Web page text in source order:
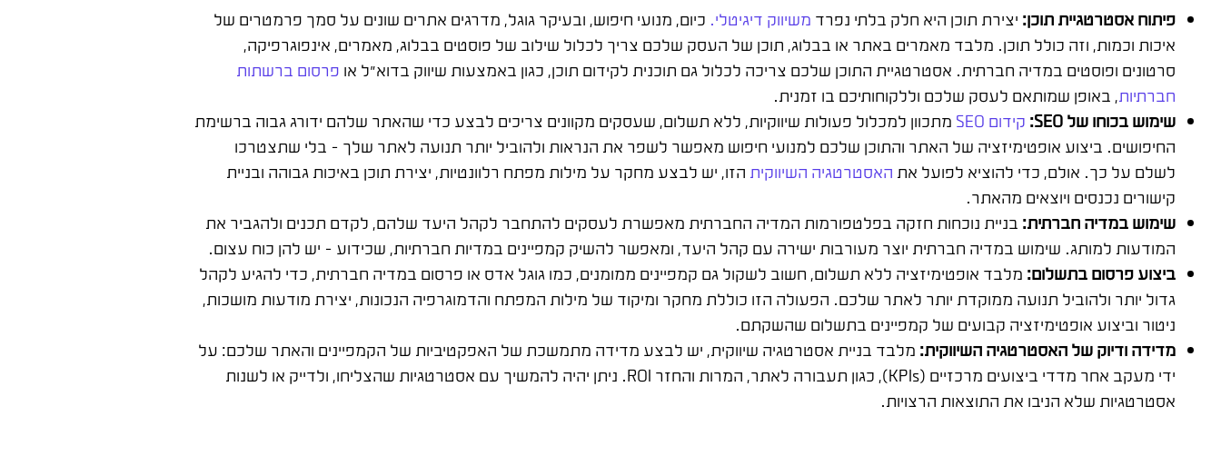
פיתוח אסטרטגיית תוכן: יצירת תוכן היא חלק בלתי נפרד משיווק דיגיטלי. כיום, מנועי חיפוש, ובעיקר גוגל, מדרגים אתרים שונים על סמך פרמטרים של
איכות וכמות, וזה כולל תוכן. מלבד מאמרים באתר או בבלוג, תוכן של העסק שלכם צריך לכלול שילוב של פוסטים בבלוג, מאמרים, אינפוגרפיקה,
סרטונים ופוסטים במדיה חברתית. אסטרטגיית התוכן שלכם צריכה לכלול גם תוכנית לקידום תוכן, כגון באמצעות שיווק בדוא"ל או פרסום ברשתות
חברתיות, באופן שמותאם לעסק שלכם וללקוחותיכם בו זמנית.
שימוש בכוחו של SEO:
קידום SEO
מתכוון למכלול פעולות שיווקיות, ללא תשלום, שעסקים מקוונים צריכים לבצע כדי שהאתר שלהם ידורג גבוה ברשימת
החיפושים. ביצוע אופטימיזציה של האתר והתוכן שלכם למנועי חיפוש מאפשר לשפר את הנראות ולהוביל יותר תנועה לאתר שלך – בלי שתצטרכו
לשלם על כך. אולם, כדי להוציא לפועל את האסטרטגיה השיווקית הזו, יש לבצע מחקר על מילות מפתח רלוונטיות, יצירת תוכן באיכות גבוהה ובניית
קישורים נכנסים ויוצאים מהאתר.
שימוש במדיה חברתית: בניית נוכחות חזקה בפלטפורמות המדיה החברתית מאפשרת לעסקים להתחבר לקהל היעד שלהם, לקדם תכנים ולהגביר את
המודעות למותג. שימוש במדיה חברתית יוצר מעורבות ישירה עם קהל היעד, ומאפשר להשיק קמפיינים במדיות חברתיות, שכידוע – יש להן כוח עצום.
ביצוע פרסום בתשלום: מלבד אופטימיזציה ללא תשלום, חשוב לשקול גם קמפיינים ממומנים, כמו גוגל אדס או פרסום במדיה חברתית, כדי להגיע לקהל
גדול יותר ולהוביל תנועה ממוקדת יותר לאתר שלכם. הפעולה הזו כוללת מחקר ומיקוד של מילות המפתח והדמוגרפיה הנכונות, יצירת מודעות מושכות,
ניטור וביצוע אופטימיזציה קבועים של קמפיינים בתשלום שהשקתם.
מדידה ודיוק של האסטרטגיה השיווקית: מלבד בניית אסטרטגיה שיווקית, יש לבצע מדידה מתמשכת של האפקטיביות של הקמפיינים והאתר שלכם: על
ידי מעקב אחר מדדי ביצועים מרכזיים (KPIs), כגון תעבורה לאתר, המרות והחזר ROI. ניתן יהיה להמשיך עם אסטרטגיות שהצליחו, ולדייק או לשנות
אסטרטגיות שלא הניבו את התוצאות הרצויות.